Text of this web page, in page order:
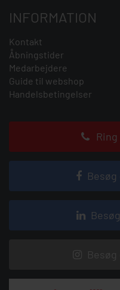
INFORMATION
Kontakt
Åbningstider
Medarbejdere
Guide til webshop
Handelsbetingelser
Ring
Besøg